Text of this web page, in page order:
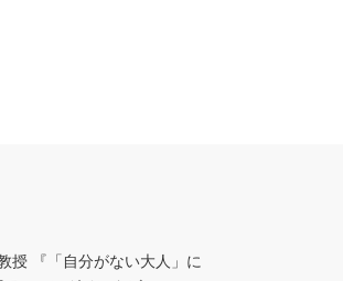
授 『「自分がない大人」に